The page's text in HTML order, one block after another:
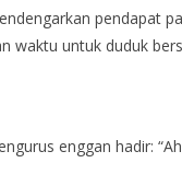
pendapat
waktu untuk duduk
enggan hadir: